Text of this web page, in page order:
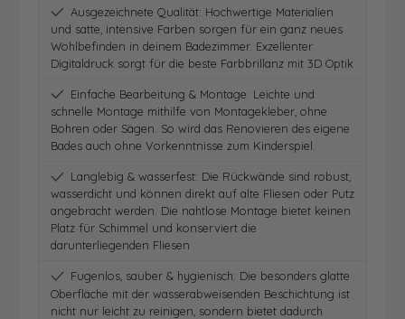
Ausgezeichnete Qualität: Hochwertige Materialien
und satte, intensive Farben sorgen für ein ganz neues
Wohlbefinden in deinem Badezimmer. Exzellenter
Digitaldruck sorgt für die beste Farbbrillanz mit 3D Optik
Einfache Bearbeitung & Montage: Leichte und
schnelle Montage mithilfe von Montagekleber, ohne
Bohren oder Sägen. So wird das Renovieren des eigene
Bades auch ohne Vorkenntnisse zum Kinderspiel.
Langlebig & wasserfest: Die Rückwände sind robust,
wasserdicht und können direkt auf alte Fliesen oder Putz
angebracht werden. Die nahtlose Montage bietet keinen
Platz für Schimmel und konserviert die
darunterliegenden Fliesen
Fugenlos, sauber & hygienisch: Die besonders glatte
Oberfläche mit der wasserabweisenden Beschichtung ist
nicht nur leicht zu reinigen, sondern bietet dadurch